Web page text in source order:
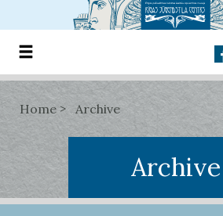
Home Archive
Archive